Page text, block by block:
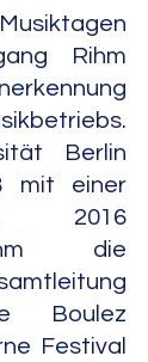
Rihm
Berlin
mit einer
2016
die
Boulez
Festival